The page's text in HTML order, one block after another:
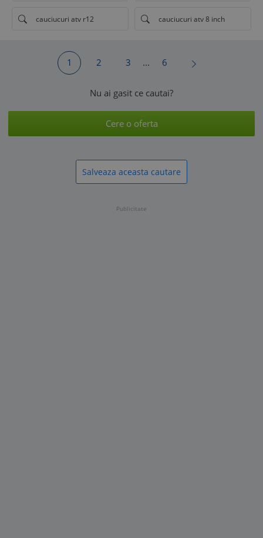
cauciucuri atv r12 cauciucuri atv 8 inch
1 2 3 ... 6
Nu ai gasit ce cautai?
Cere o oferta
Salveaza aceasta cautare
Publicitate